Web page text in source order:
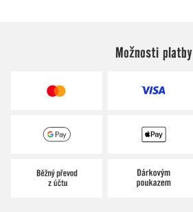
Možnosti platby